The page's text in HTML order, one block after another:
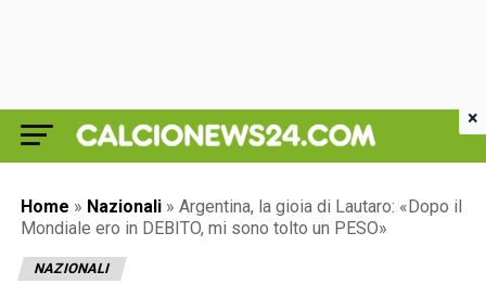
Home » Nazionali » Argentina, la gioia di Lautaro: «Dopo il
Mondiale ero in DEBITO, mi sono tolto un PESO»
NAZIONALI
×